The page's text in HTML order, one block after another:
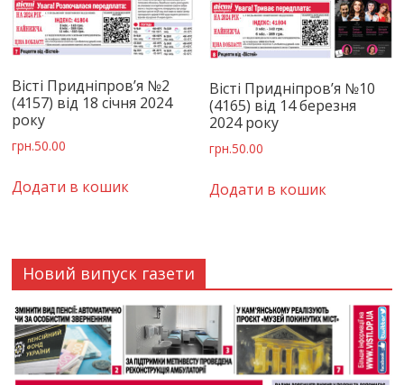
Вісті Придніпров’я №2
(4157) від 18 січня 2024
року
грн.50.00
Додати в кошик
Вісті Придніпров’я №10
(4165) від 14 березня
2024 року
грн.50.00
Додати в кошик
Новий випуск газети